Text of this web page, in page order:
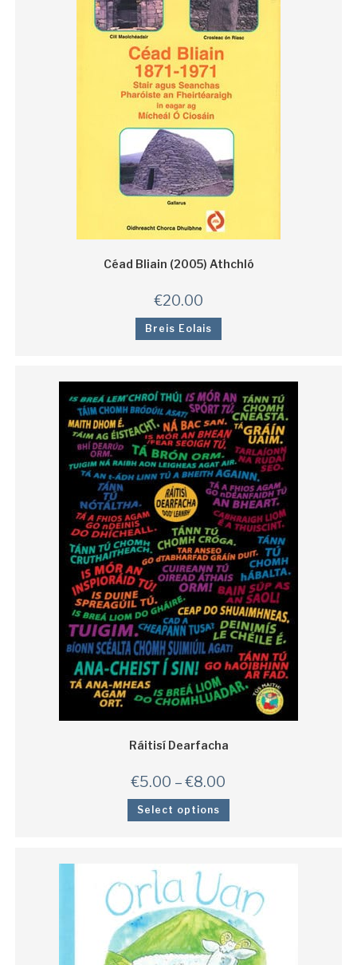
Céad Bliain (2005) Athchló
€20.00
Breis Eolais
Ráitisí Dearfacha
€5.00 – €8.00
Select options